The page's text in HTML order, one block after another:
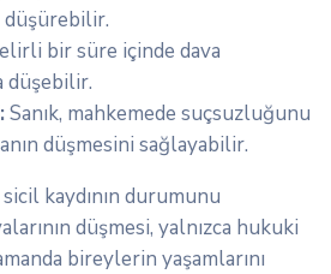
düşürebilir.
bir süre içinde dava
düşebilir.
Sanık, mahkemede suçsuzluğunu
düşmesini sağlayabilir.
kaydının durumunu
düşmesi, yalnızca hukuki
bireylerin yaşamlarını